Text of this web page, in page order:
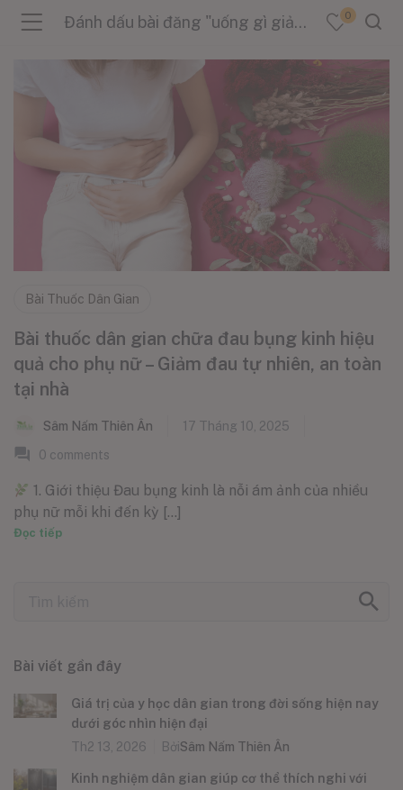
(Sản Phẩm )
(Danh Mục )
(Tin Tức )
Đánh dấu bài đăng "uống gì giảm đau bụng kinh" 0
Bài Thuốc Dân Gian
Bài thuốc dân gian chữa đau bụng kinh hiệu
quả cho phụ nữ – Giảm đau tự nhiên, an toàn
tại nhà
Sâm Nấm Thiên Ân
17 Tháng 10, 2025
0 comments
1. Giới thiệu Đau bụng kinh là nỗi ám ảnh của nhiều
phụ nữ mỗi khi đến kỳ [...]
Đọc tiếp
Bài viết gần đây
Giá trị của y học dân gian trong đời sống hiện nay
dưới góc nhìn hiện đại
Th2 13, 2026
BởiSâm Nấm Thiên Ân
Kinh nghiệm dân gian giúp cơ thể thích nghi với